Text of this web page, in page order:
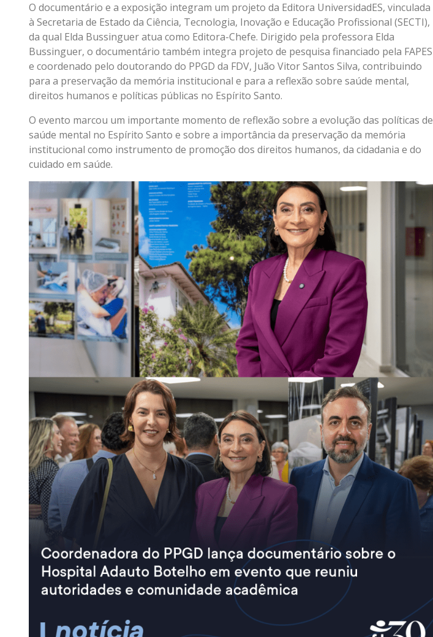
O documentário e a exposição integram um projeto da Editora UniversidadES, vinculada
à Secretaria de Estado da Ciência, Tecnologia, Inovação e Educação Profissional (SECTI),
da qual Elda Bussinguer atua como Editora-Chefe. Dirigido pela professora Elda
Bussinguer, o documentário também integra projeto de pesquisa financiado pela FAPES
e coordenado pelo doutorando do PPGD da FDV, Juão Vitor Santos Silva, contribuindo
para a preservação da memória institucional e para a reflexão sobre saúde mental,
direitos humanos e políticas públicas no Espírito Santo.
O evento marcou um importante momento de reflexão sobre a evolução das políticas de
saúde mental no Espírito Santo e sobre a importância da preservação da memória
institucional como instrumento de promoção dos direitos humanos, da cidadania e do
cuidado em saúde.